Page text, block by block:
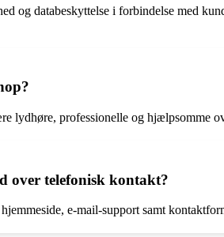
og databeskyttelse i forbindelse med
lydhøre, professionelle og hjælpsomme
over telefonisk kontakt?
e-mail-support samt